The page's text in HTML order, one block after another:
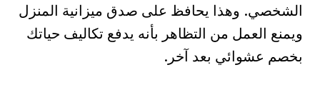
الشخصي. وهذا يحافظ على صدق ميزانية المنزل
ويمنع العمل من التظاهر بأنه يدفع تكاليف حياتك
بخصم عشوائي بعد آخر.